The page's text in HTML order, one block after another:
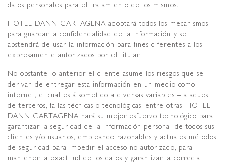
datos personales para el tratamiento de los mismos.
HOTEL DANN CARTAGENA adoptará todos los mecanismos
para guardar la confidencialidad de la información y se
abstendrá de usar la información para fines diferentes a los
expresamente autorizados por el titular.
No obstante lo anterior el cliente asume los riesgos que se
derivan de entregar esta información en un medio como
internet, el cual está sometido a diversas variables – ataques
de terceros, fallas técnicas o tecnológicas, entre otras. HOTEL
DANN CARTAGENA hará su mejor esfuerzo tecnológico para
garantizar la seguridad de la información personal de todos sus
clientes y/o usuarios, empleando razonables y actuales métodos
de seguridad para impedir el acceso no autorizado, para
mantener la exactitud de los datos y garantizar la correcta